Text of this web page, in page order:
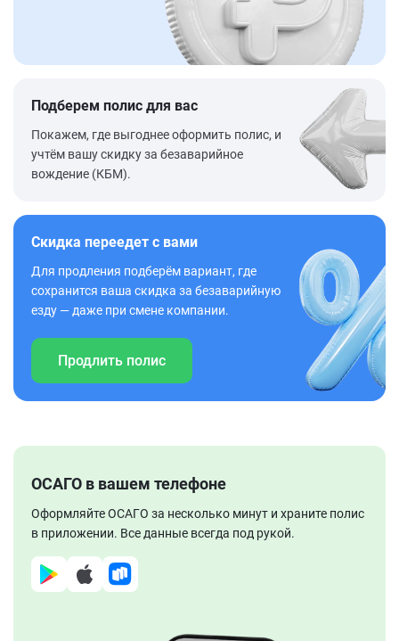
Подберем полис для вас
Покажем, где выгоднее оформить полис, и
учтём вашу скидку за безаварийное
вождение (КБМ).
Скидка переедет с вами
Для продления подберём вариант, где
сохранится ваша скидка за безаварийную
езду — даже при смене компании.
Продлить полис
ОСАГО в вашем телефоне
Оформляйте ОСАГО за несколько минут и храните полис
в приложении. Все данные всегда под рукой.